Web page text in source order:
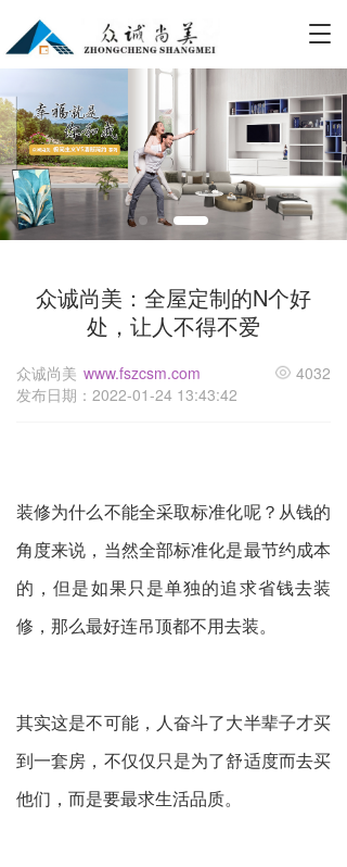
T
g
l
e
n
a
众诚尚美：全屋定制的N个好
处，让人不得不爱
众诚尚美 www.fszcsm.com
发布日期：2022-01-24 13:43:42
4032
装修为什么不能全采取标准化呢？从钱的
角度来说，当然全部标准化是最节约成本
的，但是如果只是单独的追求省钱去装
修，那么最好连吊顶都不用去装。
其实这是不可能，人奋斗了大半辈子才买
到一套房，不仅仅只是为了舒适度而去买
他们，而是要最求生活品质。